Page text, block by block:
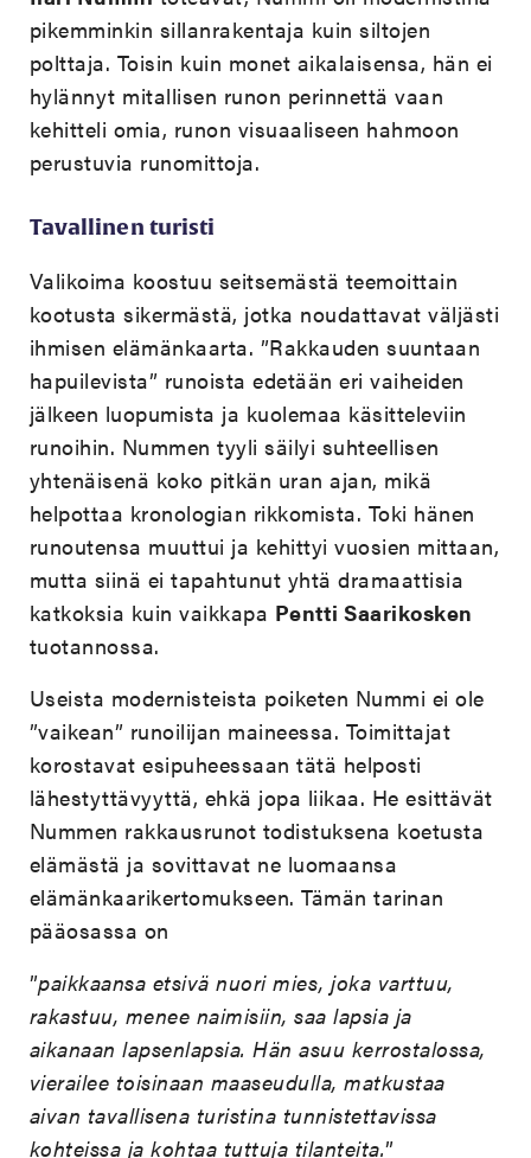
pikemminkin sillanrakentaja kuin siltojen
polttaja. Toisin kuin monet aikalaisensa, hän ei
hylännyt mitallisen runon perinnettä vaan
kehitteli omia, runon visuaaliseen hahmoon
perustuvia runomittoja.
Tavallinen turisti
Valikoima koostuu seitsemästä teemoittain
kootusta sikermästä, jotka noudattavat väljästi
ihmisen elämänkaarta. ”Rakkauden suuntaan
hapuilevista” runoista edetään eri vaiheiden
jälkeen luopumista ja kuolemaa käsitteleviin
runoihin. Nummen tyyli säilyi suhteellisen
yhtenäisenä koko pitkän uran ajan, mikä
helpottaa kronologian rikkomista. Toki hänen
runoutensa muuttui ja kehittyi vuosien mittaan,
mutta siinä ei tapahtunut yhtä dramaattisia
katkoksia kuin vaikkapa Pentti Saarikosken
tuotannossa.
Useista modernisteista poiketen Nummi ei ole
”vaikean” runoilijan maineessa. Toimittajat
korostavat esipuheessaan tätä helposti
lähestyttävyyttä, ehkä jopa liikaa. He esittävät
Nummen rakkausrunot todistuksena koetusta
elämästä ja sovittavat ne luomaansa
elämänkaarikertomukseen. Tämän tarinan
pääosassa on
”paikkaansa etsivä nuori mies, joka varttuu,
rakastuu, menee naimisiin, saa lapsia ja
aikanaan lapsenlapsia. Hän asuu kerrostalossa,
vierailee toisinaan maaseudulla, matkustaa
aivan tavallisena turistina tunnistettavissa
kohteissa ja kohtaa tuttuja tilanteita.”